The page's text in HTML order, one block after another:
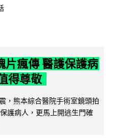
片瘋傳 醫護保護病
得尊敬
，熊本綜合醫院手術室鏡頭拍
護病人，更馬上開逃生門確